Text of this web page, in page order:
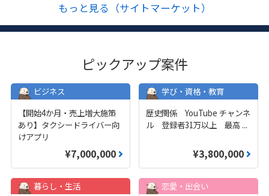
もっと見る（サイトマーケット）
ピックアップ案件
ビジネス
【開始4か月・売上増大施策
あり】タクシードライバー向
けアプリ
¥7,000,000
学び・資格・教育
歴史関係 YouTube チャンネ
ル 登録者31万以上 最高 ...
¥3,800,000
暮らし・生活
恋愛・出会い